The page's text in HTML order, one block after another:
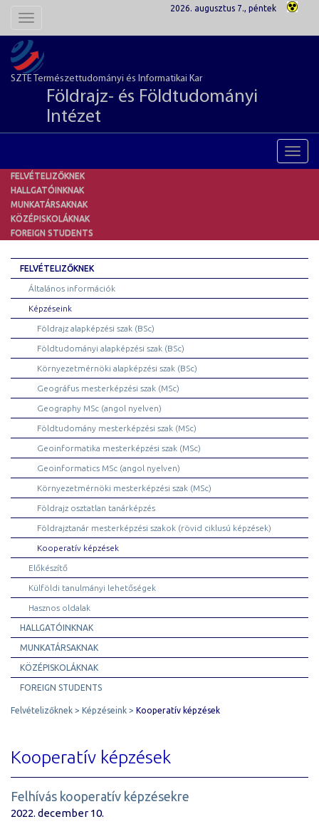
Toggle
2026. augusztus 7., péntek
SZTE Természettudományi és Informatikai Kar
Földrajz- és Földtudományi
Intézet
FELVÉTELIZŐKNEK
HALLGATÓINKNAK
MUNKATÁRSAKNAK
KÖZÉPISKOLÁKNAK
FOREIGN STUDENTS
FELVÉTELIZŐKNEK
Általános információk
Képzéseink
Földrajz alapképzési szak (BSc)
Földtudományi alapképzési szak (BSc)
Környezetmérnöki alapképzési szak (BSc)
Geográfus mesterképzési szak (MSc)
Geography MSc (angol nyelven)
Földtudomány mesterképzési szak (MSc)
Geoinformatika mesterképzési szak (MSc)
Geoinformatics MSc (angol nyelven)
Környezetmérnöki mesterképzési szak (MSc)
Földrajz osztatlan tanárképzés
Földrajztanár mesterképzési szakok (rövid ciklusú képzések)
Kooperatív képzések
Előkészítő
Külföldi tanulmányi lehetőségek
Hasznos oldalak
HALLGATÓINKNAK
MUNKATÁRSAKNAK
KÖZÉPISKOLÁKNAK
FOREIGN STUDENTS
Felvételizőknek Képzéseink Kooperatív képzések
Kooperatív képzések
Felhívás kooperatív képzésekre
2022. december 10.